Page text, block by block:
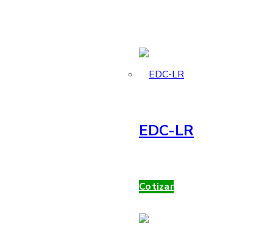
EDC-LR
Cotizar